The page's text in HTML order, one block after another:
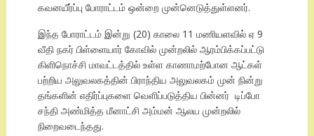
கவனயீர்ப்பு போராட்டம் ஒன்றை முன்னெடுத்துள்ளனர்.
இந்த போராட்டம் இன்று (20) காலை 11 மணியளவில் ஏ 9
வீதி நகர் பிள்ளையார் கோவில் முன்றலில் ஆரம்பிக்கப்பட்டு
கிளிநொச்சி மாவட்டத்தில் உள்ள காணாமற்போன ஆட்கள்
பற்றிய அலுவலகத்தின் பிராந்திய அலுவலகம் முன் நின்று
தங்களின் எதிர்ப்புகளை வெளிப்படுத்திய பின்னர் டிப்போ
சந்தி அண்மித்த மீனாட்சி அம்மன் ஆலய முன்றலில்
நிறைவடைந்தது.